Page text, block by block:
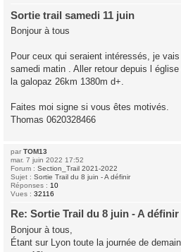
Sortie trail samedi 11 juin
Bonjour à tous
Pour ceux qui seraient intéressés, je
samedi matin . Aller retour depuis l
la galopaz 26km 1380m d+.
Faites moi signe si vous êtes motivés.
Thomas 0620328466
par TOM13
mar. 7 juin 2022 17:52
Forum : Section_Trail 2021-2022
Sujet : Sortie Trail du 8 juin - A définir
Réponses : 10
Vues : 32116
Re: Sortie Trail du 8 juin - A définir
Bonjour à tous,
Étant sur Lyon toute la journée de